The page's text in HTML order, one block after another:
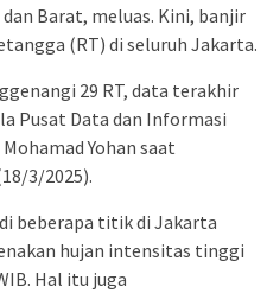
Barat, meluas. Kini, banjir
(RT) di seluruh Jakarta.
29 RT, data terakhir
Pusat Data dan Informasi
Yohan saat
3/2025).
beberapa titik di Jakarta
hujan intensitas tinggi
Hal itu juga